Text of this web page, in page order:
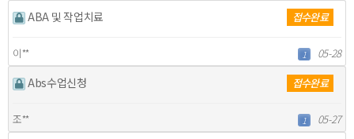
ABA 및 작업치료 접수완료
이** 1 05-28
Abs수업신청 접수완료
조** 1 05-27